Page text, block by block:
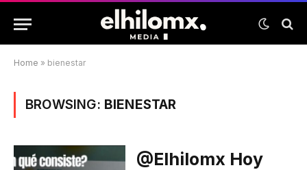
Home » bienestar
BROWSING: BIENESTAR
@elhilomx Hoy